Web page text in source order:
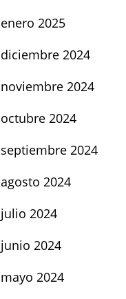
enero 2025
diciembre 2024
noviembre 2024
octubre 2024
septiembre 2024
agosto 2024
julio 2024
junio 2024
mayo 2024